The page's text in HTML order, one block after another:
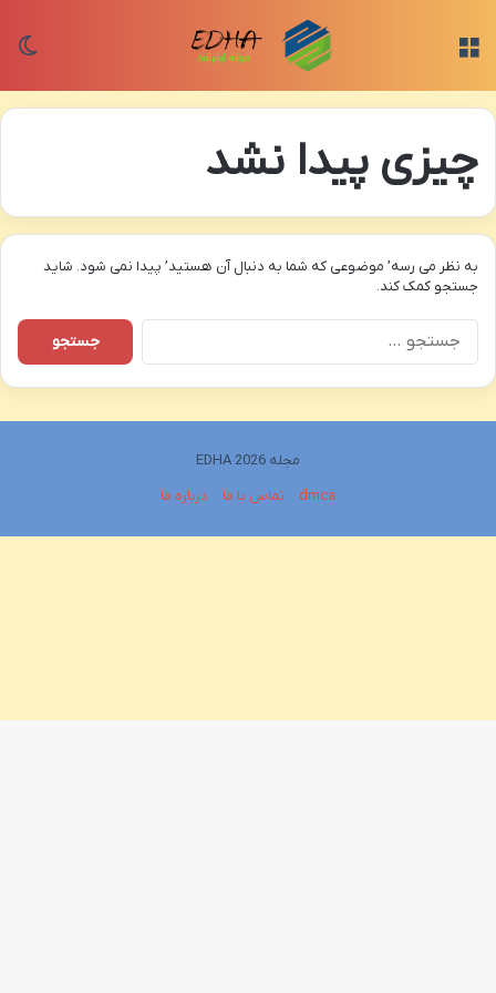
چیزی پیدا نشد
به نظر می رسه’ موضوعی که شما به دنبال آن هستید’ پیدا نمی شود. شاید
جستجو کمک کند.
جستجو
برای:
مجله EDHA 2026
dmca
تماس با ما درباره ما